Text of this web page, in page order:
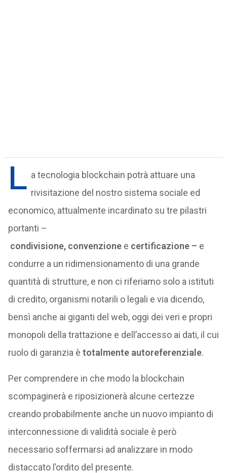
L a tecnologia blockchain potrà attuare una
rivisitazione del nostro sistema sociale ed
economico, attualmente incardinato su tre pilastri
portanti –
condivisione, convenzionee certificazione – e
condurre a un ridimensionamento di una grande
quantità di strutture, e non ci riferiamo solo a istituti
di credito, organismi notarili o legali e via dicendo,
bensì anche ai giganti del web, oggi dei veri e propri
monopoli della trattazione e dell’accesso ai dati, il cui
ruolo di garanzia è totalmente autoreferenziale.
Per comprendere in che modo la blockchain
scompaginerà e riposizionerà alcune certezze
creando probabilmente anche un nuovo impianto di
interconnessione di validità sociale è però
necessario soffermarsi ad analizzare in modo
distaccato l’ordito del presente.